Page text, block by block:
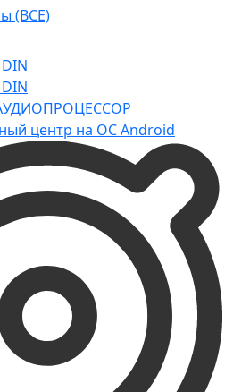
(ВСЕ)
АУДИОПРОЦЕССОР
центр на ОС Android